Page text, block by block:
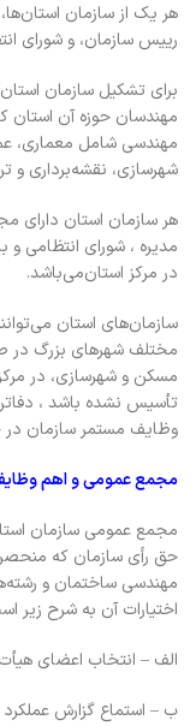
هر یک از سازمان
رییس سازمان، و شورای
مهندسان حوزه آن استان
مهندسی شامل معماری،
شهرسازی، نقشه‌برداری و
هر سازمان استان دارای
مدیره ، شورای انتظامی
در مرکز استان‌می‌باشد.
سازمان‌های استان
مختلف شهرهای بزرگ در
مسکن و شهرسازی، در
تأسیس نشده باشد ،
وظایف مستمر سازمان در
مجمع عمومی و اهم
مجمع عمومی سازمان
حق رأی سازمان که
مهندسی ساختمان و
اختیارات آن به شرح زیر
‌الف – انتخاب اعضای
ب – استماع گزارش